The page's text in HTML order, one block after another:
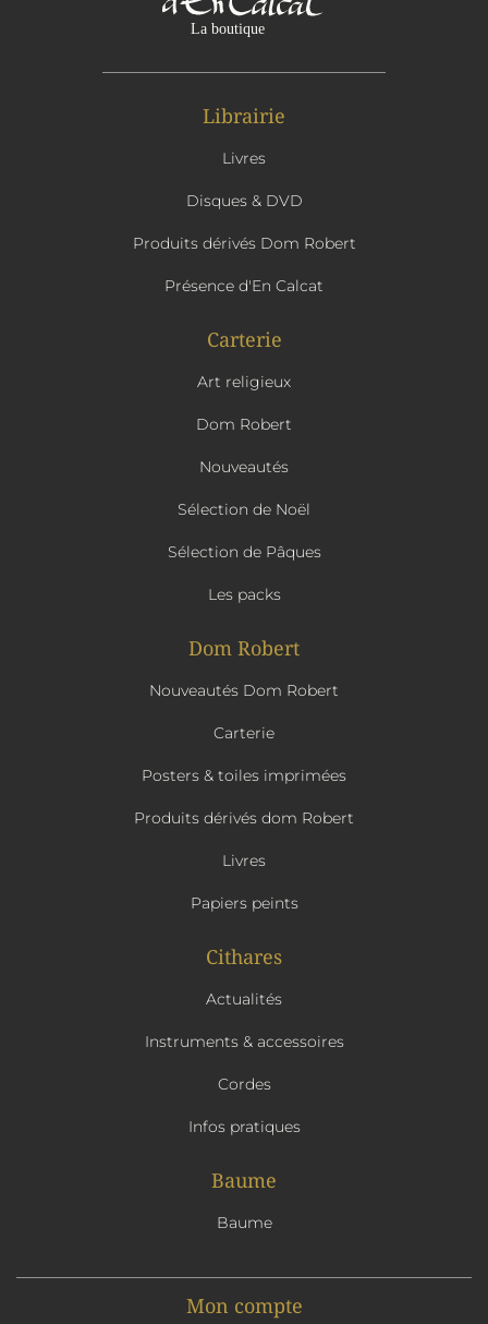
Librairie
Livres
Disques & DVD
Produits dérivés Dom Robert
Présence d'En Calcat
Carterie
Art religieux
Dom Robert
Nouveautés
Sélection de Noël
Sélection de Pâques
Les packs
Dom Robert
Nouveautés Dom Robert
Carterie
Posters & toiles imprimées
Produits dérivés dom Robert
Livres
Papiers peints
Cithares
Actualités
Instruments & accessoires
Cordes
Infos pratiques
Baume
Baume
Mon compte